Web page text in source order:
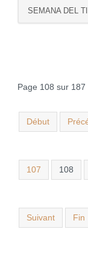
SEMANA DEL
Page 108 sur 187
Début
107 108
Suivant Fin